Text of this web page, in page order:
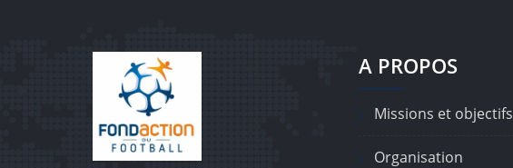
A PROPOS
Missions et objectifs
Organisation